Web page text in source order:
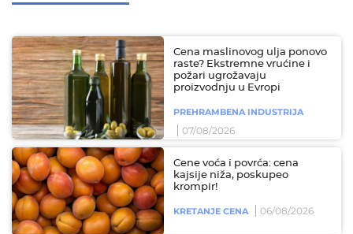
Cena maslinovog ulja ponovo
raste? Ekstremne vrućine i
požari ugrožavaju
proizvodnju u Evropi
PREHRAMBENA INDUSTRIJA
07/08/2026
Cene voća i povrća: cena
kajsije niža, poskupeo
krompir!
KRETANJE CENA 06/08/2026